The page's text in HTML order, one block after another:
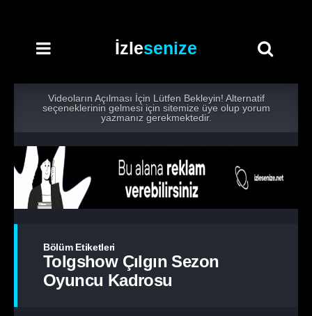
İzlesenize
Videoların Açılması İçin Lütfen Bekleyin! Alternatif
seçeneklerinin gelmesi için sitemize üye olup yorum
yazmanız gerekmektedir.
Bölüm Etiketleri
Tolgshow Çılgın Sezon
Oyuncu Kadrosu